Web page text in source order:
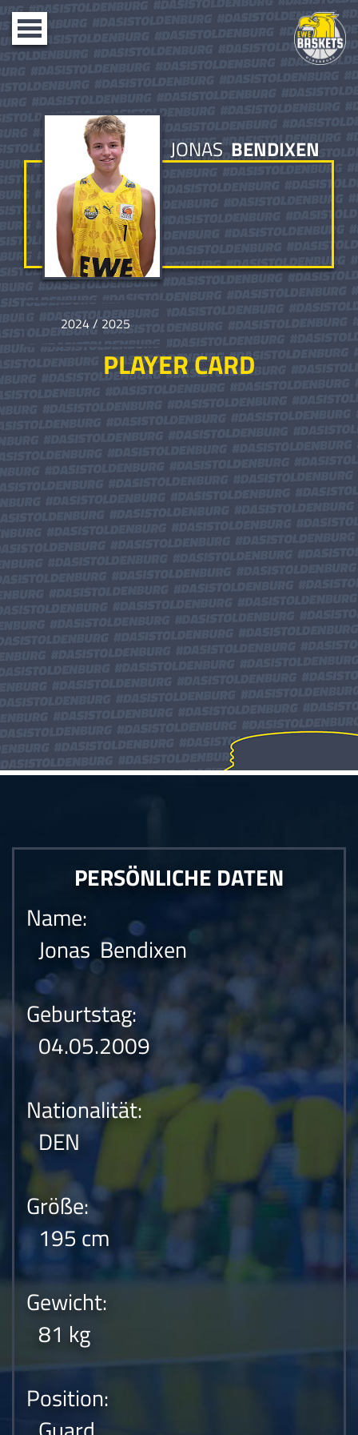
Toggle
navigation
JONASBENDIXEN
2024 / 2025
PLAYER CARD
PERSÖNLICHE DATEN
Name:
Jonas Bendixen
Geburtstag:
04.05.2009
Nationalität:
DEN
Größe:
195 cm
Gewicht:
81 kg
Position: